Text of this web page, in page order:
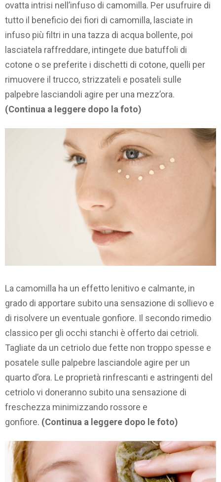
ovatta intrisi nell’infuso di camomilla. Per usufruire di
tutto il beneficio dei fiori di camomilla, lasciate in
infuso più filtri in una tazza di acqua bollente, poi
lasciatela raffreddare, intingete due batuffoli di
cotone o se preferite i dischetti di cotone, quelli per
rimuovere il trucco, strizzateli e posateli sulle
palpebre lasciandoli agire per una mezz’ora.
(Continua a leggere dopo la foto)
La camomilla ha un effetto lenitivo e calmante, in
grado di apportare subito una sensazione di sollievo e
di risolvere un eventuale gonfiore. Il secondo rimedio
classico per gli occhi stanchi è offerto dai cetrioli.
Tagliate da un cetriolo due fette non troppo spesse e
posatele sulle palpebre lasciandole agire per un
quarto d’ora. Le proprietà rinfrescanti e astringenti del
cetriolo vi doneranno subito una sensazione di
freschezza minimizzando rossore e
gonfiore. (Continua a leggere dopo le foto)